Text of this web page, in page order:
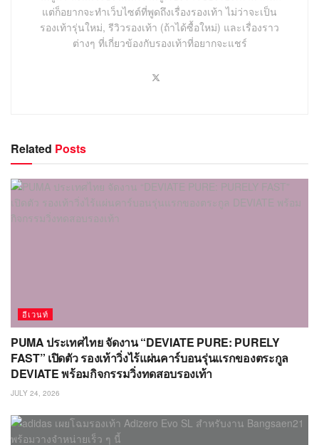
แต่ก็อยากจะทำเว็บไซต์ที่พูดถึงเรื่องรองเท้า ไม่ว่าจะเป็น
รองเท้ารุ่นใหม่, รีวิวรองเท้า (ถ้าได้ซื้อใหม่) และเรื่องราว
ต่างๆ ที่เกี่ยวข้องกับรองเท้าที่อยากจะแชร์
Related Posts
อีเวนท์
PUMA ประเทศไทย จัดงาน “DEVIATE PURE: PURELY
FAST” เปิดตัว รองเท้าวิ่งไร้แผ่นคาร์บอนรุ่นแรกของตระกูล
DEVIATE พร้อมกิจกรรมวิ่งทดสอบรองเท้า
JULY 24, 2026